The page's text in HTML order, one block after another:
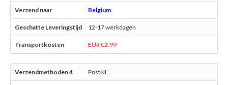
Belgium
12-17 werkdagen
EUR €2.99
PostNL